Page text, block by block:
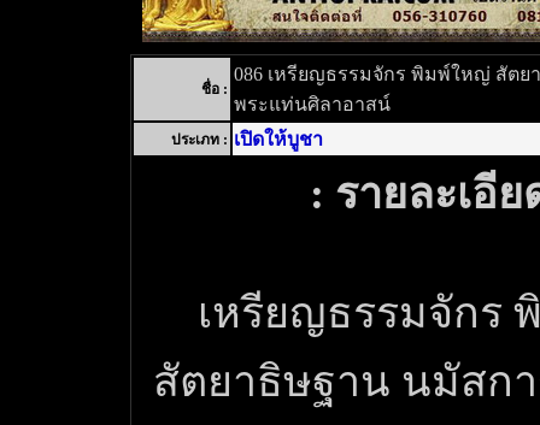
ชื่อ :
086 เหรียญธรรมจักร พิมพ์ใหญ่ สัตย
พระแท่นศิลาอาสน์
ประเภท : เปิดให้บูชา
: รายละเอีย
เหรียญธรรมจักร
สัตยาธิษฐาน นมัสก